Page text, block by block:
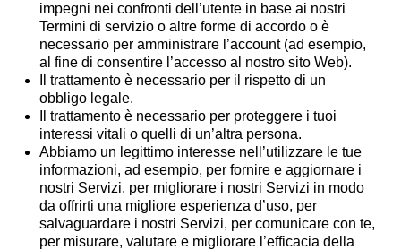
impegni nei confronti dell’utente in base ai nostri
Termini di servizio o altre forme di accordo o è
necessario per amministrare l’account (ad esempio,
al fine di consentire l’accesso al nostro sito Web).
Il trattamento è necessario per il rispetto di un
obbligo legale.
Il trattamento è necessario per proteggere i tuoi
interessi vitali o quelli di un’altra persona.
Abbiamo un legittimo interesse nell’utilizzare le tue
informazioni, ad esempio, per fornire e aggiornare i
nostri Servizi, per migliorare i nostri Servizi in modo
da offrirti una migliore esperienza d’uso, per
salvaguardare i nostri Servizi, per comunicare con te,
per misurare, valutare e migliorare l’efficacia della